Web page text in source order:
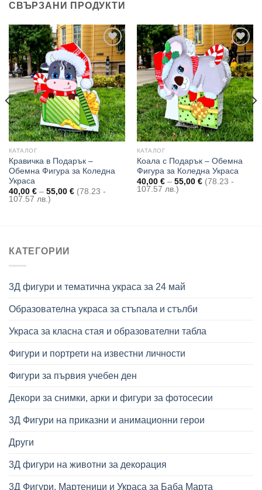
СВЪРЗАНИ ПРОДУКТИ
Add to
wishlist
КАТАЛОГ
Кравичка в Подарък –
Обемна Фигура за Коледна
Украса
40,00 € – 55,00 €Price
range:
(78.23 -
107.57 лв.)
Add to
wishlist
КАТАЛОГ
Коала с Подарък – Обемна
Фигура за Коледна Украса
40,00 € – 55,00 €Price
range:
(78.23 -
107.57 лв.)
КАТЕГОРИИ
3Д фигури и тематична украса за 24 май
Образователна украса за стъпала и стълби
Украса за класна стая и образователни табла
Фигури и портрети на известни личности
Фигури за първия учебен ден
Декори за снимки, арки и фигури за фотосесии
3Д Фигури на приказни и анимационни герои
Други
3Д фигури на животни за декорация
3Д Фигури, Мартеници и Украса за Баба Марта